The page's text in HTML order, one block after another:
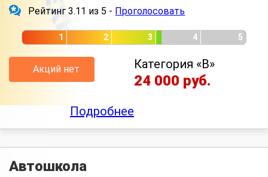
Рейтинг 3.11 из 5 - Проголосовать
1 2 3 4 5
Акций нет Категория «B»
24 000 руб.
Подробнее
Автошкола